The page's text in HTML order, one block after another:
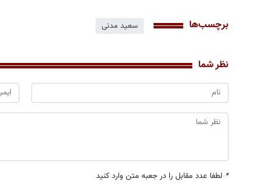
برچسب‌ها سعید مدنی
نظر شما
* لطفا عدد مقابل را در جعبه متن وارد کنید